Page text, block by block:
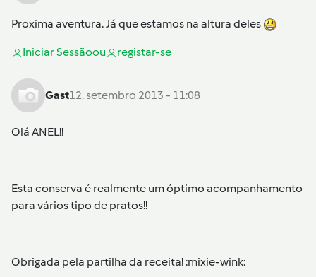
Proxima aventura. Já que estamos na altura deles
Iniciar Sessãoou registar-se
Gast12. setembro 2013 - 11:08
Olá ANEL!!
Esta conserva é realmente um óptimo acompanhamento
para vários tipo de pratos!!
Obrigada pela partilha da receita! :mixie-wink: